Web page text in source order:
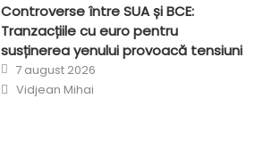
Controverse între SUA și BCE:
Tranzacțiile cu euro pentru
susținerea yenului provoacă tensiuni
Posted
on
7 august 2026
Author
Vidjean Mihai